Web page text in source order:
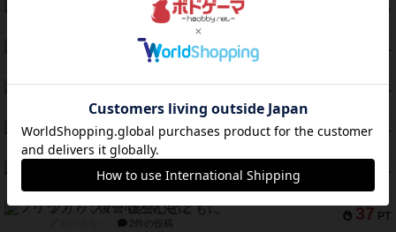
PT
クランク! ：冒険者たち（拡張）
4件の投稿
PT
1件の投稿
PT
スターマイン・ラミー ポケット
紹介文あり 2件の投稿
39 PT
海兵隊
紹介文あり 1件の投稿
PT
紹介文なし 1件の投稿
37 PT
フリップ７：復讐心とともに
2件の投稿